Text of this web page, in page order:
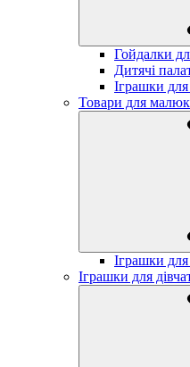
Гойдалки
Дитячі
Іграшки для
Товари для
Іграшки
Іграшки для